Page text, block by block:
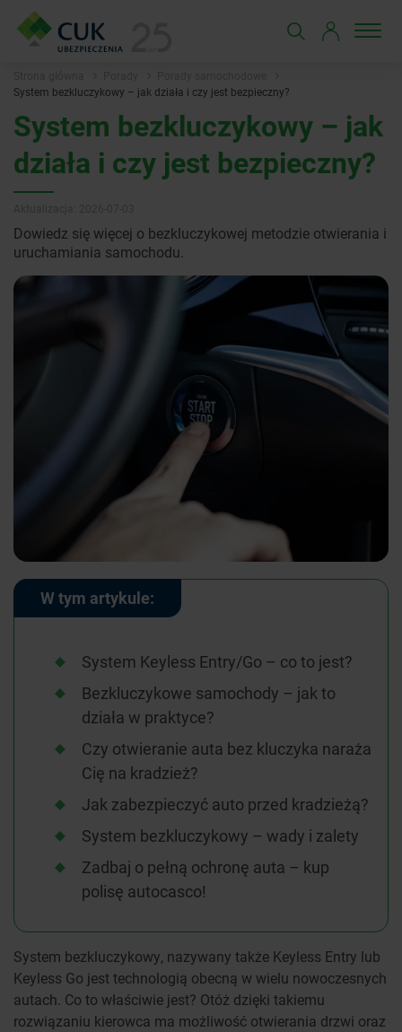
System bezkluczykowy – jak działa i czy jest bezpieczny?
System bezkluczykowy – jak
działa i czy jest bezpieczny?
Dowiedz się więcej o bezkluczykowej metodzie otwierania i
uruchamiania samochodu.
W tym artykule:
System Keyless Entry/Go – co to jest?
Bezkluczykowe samochody – jak to
działa w praktyce?
Czy otwieranie auta bez kluczyka naraża
Cię na kradzież?
Jak zabezpieczyć auto przed kradzieżą?
System bezkluczykowy – wady i zalety
Zadbaj o pełną ochronę auta – kup
polisę autocasco!
System bezkluczykowy, nazywany także Keyless Entry lub
Keyless Go jest technologią obecną w wielu nowoczesnych
autach. Co to właściwie jest? Otóż dzięki takiemu
rozwiązaniu kierowca ma możliwość otwierania drzwi oraz